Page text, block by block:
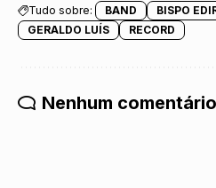
Tudo sobre: BAND
BISPO
GERALDO LUÍS
RECORD
Nenhum comentário